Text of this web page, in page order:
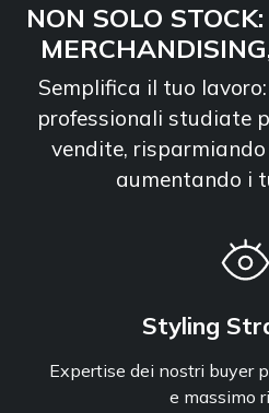
NON SOLO
Semplifica il tuo
professionali studiate
vendite,
aumentando i
Styling
Expertise dei nostri buyer
e massimo